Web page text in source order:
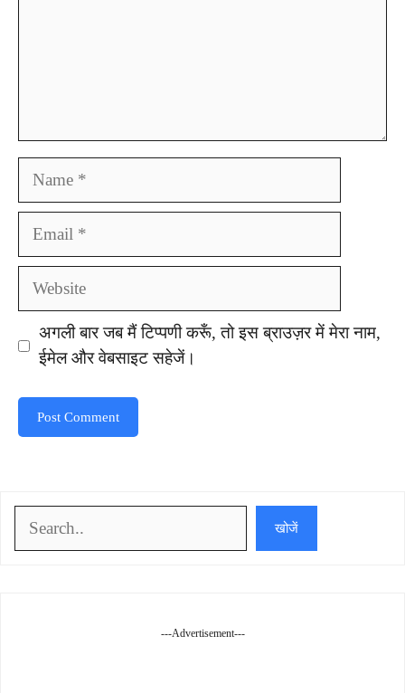
अगली बार जब मैं टिप्पणी करूँ, तो इस ब्राउज़र में मेरा नाम,
ईमेल और वेबसाइट सहेजें।
खोजें
---Advertisement---